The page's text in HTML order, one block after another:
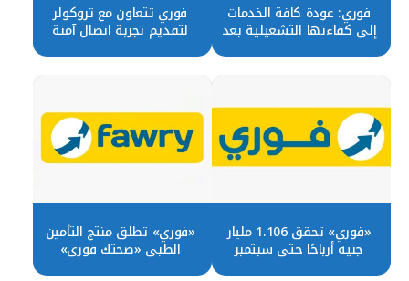
فوري: عودة كافة الخدمات
إلى كفاءتها التشغيلية بعد
فوري تتعاون مع تروكولر
لتقديم تجربة اتصال آمنة
«فوري» تحقق 1.106 مليار
جنيه أرباحًا حتى سبتمبر
«فوري» تطلق منتج التأمين
الطبي «صحتك فوري»